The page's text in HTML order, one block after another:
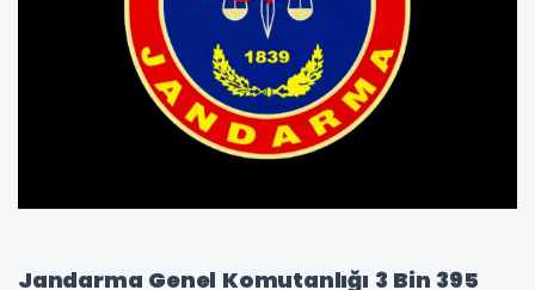
Jandarma Genel Komutanlığı 3 Bin 395